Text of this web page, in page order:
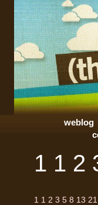
weblog
1 1 2
1 1 2 3 5 8 13